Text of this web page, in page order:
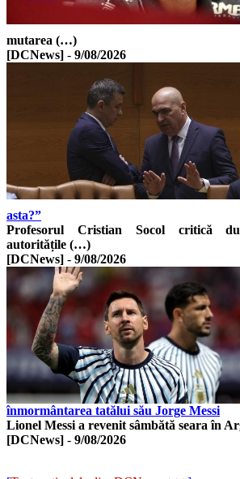
mutarea (…)
[DCNews] - 9/08/2026
asta?”
Profesorul Cristian Socol critică
autoritățile (…)
[DCNews] - 9/08/2026
înmormântarea tatălui său Jorge Messi
Lionel Messi a revenit sâmbătă seara în
[DCNews] - 9/08/2026